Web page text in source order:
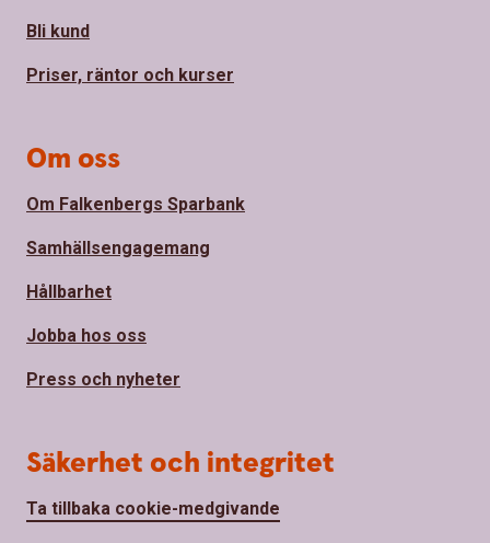
Bli kund
Priser, räntor och kurser
Om oss
Om Falkenbergs Sparbank
Samhällsengagemang
Hållbarhet
Jobba hos oss
Press och nyheter
Säkerhet och integritet
Ta tillbaka cookie-medgivande